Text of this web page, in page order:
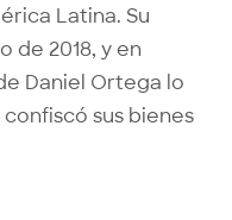
Latina. Su
de 2018, y en
Daniel Ortega lo
sus bienes